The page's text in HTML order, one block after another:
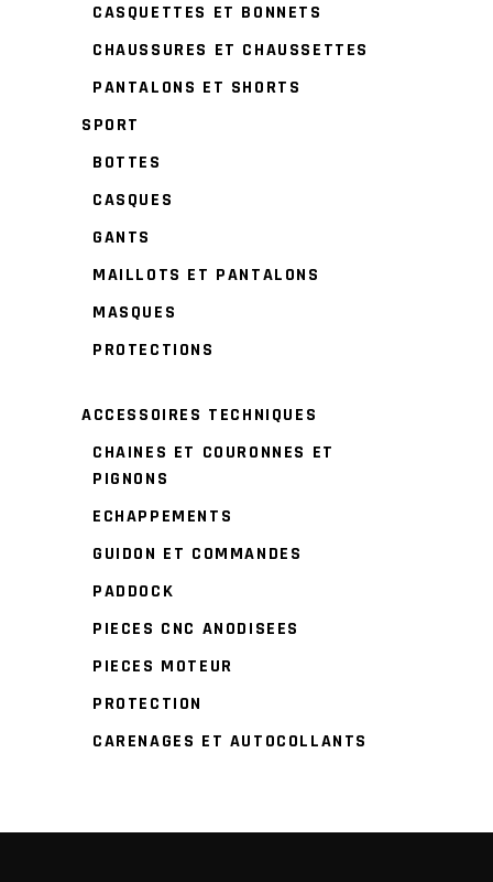
CASQUETTES ET BONNETS
CHAUSSURES ET CHAUSSETTES
PANTALONS ET SHORTS
SPORT
BOTTES
CASQUES
GANTS
MAILLOTS ET PANTALONS
MASQUES
PROTECTIONS
ACCESSOIRES TECHNIQUES
CHAINES ET COURONNES ET
PIGNONS
ECHAPPEMENTS
GUIDON ET COMMANDES
PADDOCK
PIECES CNC ANODISEES
PIECES MOTEUR
PROTECTION
CARENAGES ET AUTOCOLLANTS